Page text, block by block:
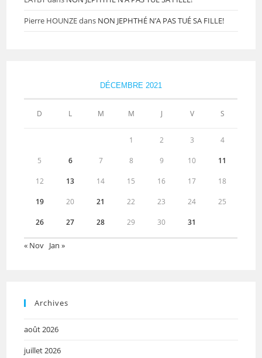
Pierre HOUNZEdans NON JEPHTHÉ N’A PAS TUÉ SA FILLE!
DÉCEMBRE 2021
D L M M J V S
1 2 3 4
5 6 7 8 9 10 11
12 13 14 15 16 17 18
19 20 21 22 23 24 25
26 27 28 29 30 31
« Nov Jan »
Archives
août 2026
juillet 2026